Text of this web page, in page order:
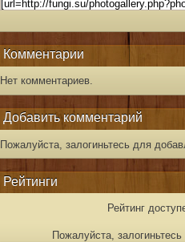
Комментарии
Нет комментариев.
Добавить комментарий
Пожалуйста, залогиньтесь для
Рейтинги
Рейтинг
Пожалуйста,